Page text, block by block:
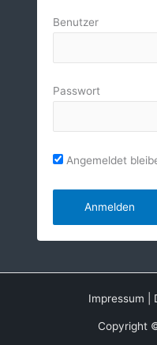
Benutzer
Passwort
Angemeldet
Impressum
Copyright